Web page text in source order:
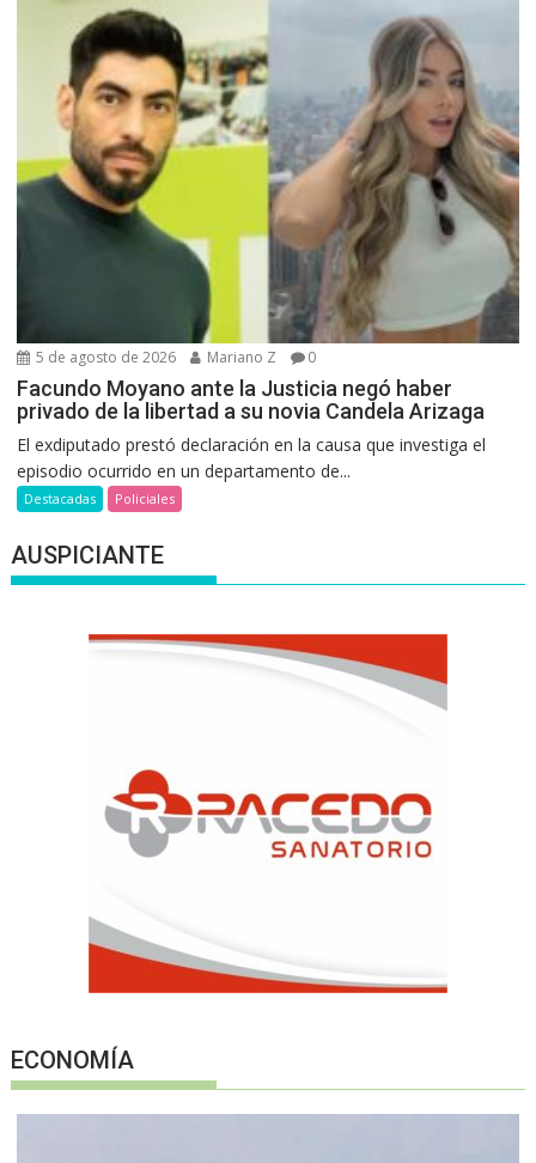
5 de agosto de 2026 Mariano Z 0
Facundo Moyano ante la Justicia negó haber
privado de la libertad a su novia Candela Arizaga
El exdiputado prestó declaración en la causa que investiga el
episodio ocurrido en un departamento de...
Destacadas Policiales
AUSPICIANTE
ECONOMÍA